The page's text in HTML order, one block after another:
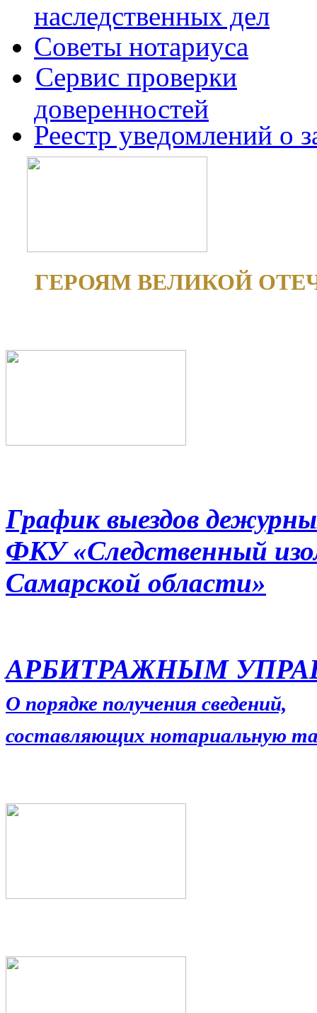
наследственных дел
Советы нотариуса
Сервис проверки
доверенностей
Реестр уведомлений о
ГЕРОЯМ ВЕЛИКОЙ
График выездов
ФКУ «Следственный
Самарской области»
АРБИТРАЖНЫМ
О порядке получения сведений,
составляющих нотариальную